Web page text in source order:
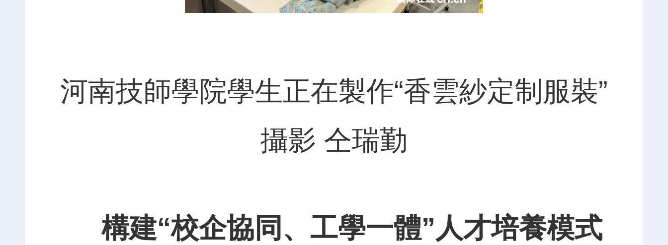
河南技師學院學生正在製作“香雲紗定制服裝”
攝影 仝瑞勤
構建“校企協同、工學一體”人才培養模式